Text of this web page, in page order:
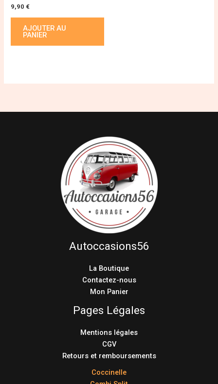
9,90 €
AJOUTER AU
PANIER
Autoccasions56
La Boutique
Contactez-nous
Mon Panier
Pages Légales
Mentions légales
CGV
Retours et remboursements
Coccinelle